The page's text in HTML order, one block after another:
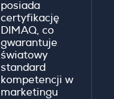
posiada
certyfikację
DIMAQ, co
gwarantuje
światowy
standard
kompetencji w
marketingu